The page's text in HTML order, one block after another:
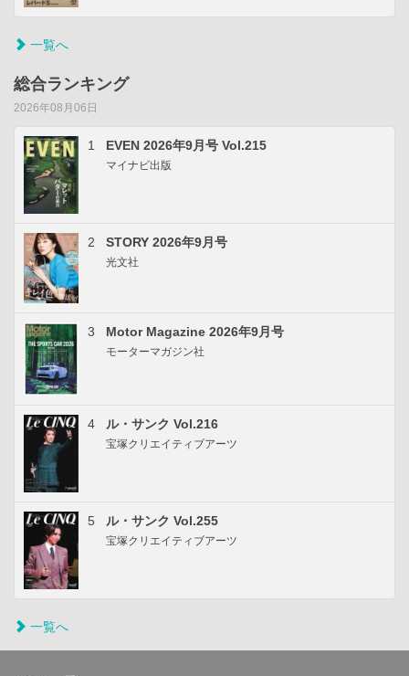
一覧へ
総合ランキング
2026年08月06日
1 EVEN 2026年9月号 Vol.215
マイナビ出版
2 STORY 2026年9月号
光文社
3 Motor Magazine 2026年9月号
モーターマガジン社
4 ル・サンク Vol.216
宝塚クリエイティブアーツ
5 ル・サンク Vol.255
宝塚クリエイティブアーツ
一覧へ